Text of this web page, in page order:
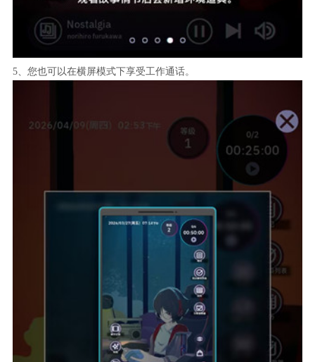
5、您也可以在横屏模式下享受工作通话。